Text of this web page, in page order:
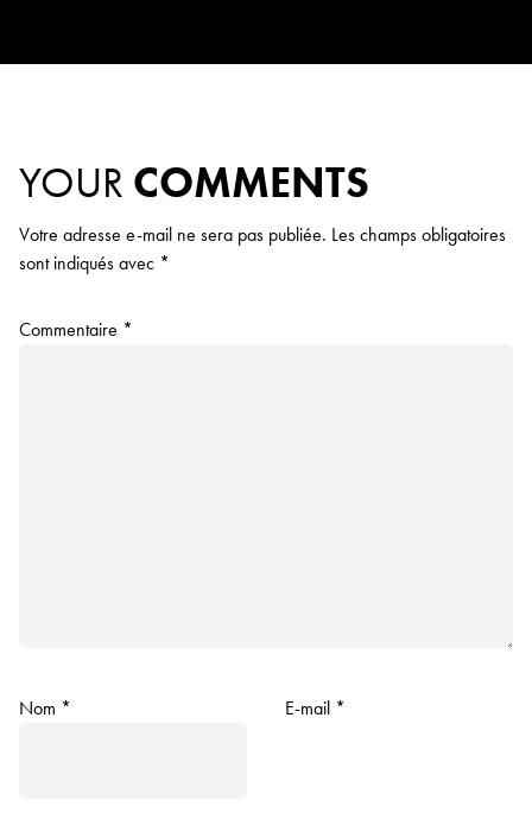
YOUR COMMENTS
Votre adresse e-mail ne sera pas publiée. Les champs obligatoires
sont indiqués avec *
Commentaire *
Nom * E-mail *